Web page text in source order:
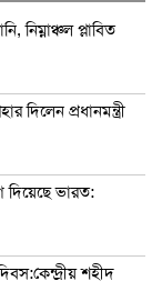
নিম্নাঞ্চল প্লাবিত
দিলেন প্রধানমন্ত্রী
দিয়েছে ভারত:
শহীদ